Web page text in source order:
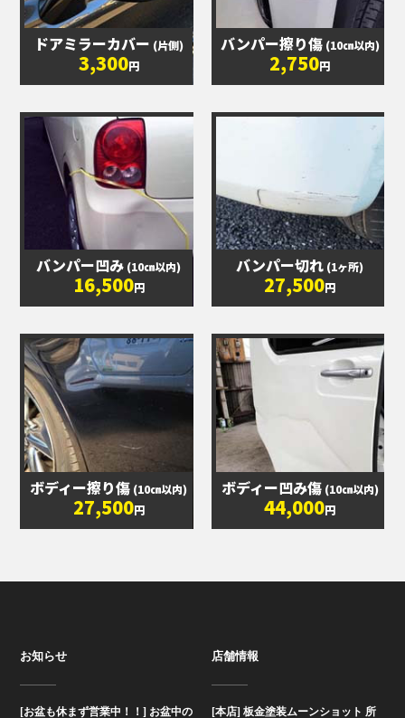
ドアミラーカバー (片側)
3,300円
バンパー擦り傷 (10㎝以内)
2,750円
バンパー凹み (10㎝以内)
16,500円
バンパー切れ (1ヶ所)
27,500円
ボディー擦り傷 (10㎝以内)
27,500円
ボディー凹み傷 (10㎝以内)
44,000円
お知らせ
[お盆も休まず営業中！！] お盆中の
店舗情報
[本店] 板金塗装ムーンショット 所